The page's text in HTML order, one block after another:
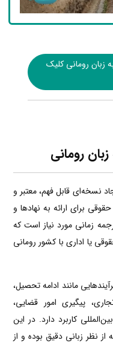
رومانی کلیک
رومانی
نسخه‌ای قابل فهم، معتبر و
برای ارائه به نهادها و
زمانی مورد نیاز است که
یا اداری با کشور رومانی
مانند ادامه تحصیل،
پیگیری امور قضایی،
کاربرد دارد. در این
از نظر زبانی دقیق بوده و از